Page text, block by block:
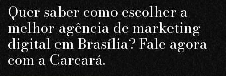
Quer saber como escolher a
melhor agência de marketing
digital em Brasília? Fale agora
com a Carcará.